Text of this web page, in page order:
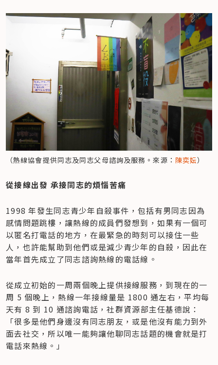
（熱線協會提供同志及同志父母諮詢及服務。來源： 陳奕妘）
從接線出發 承接同志的煩惱苦痛
1998 年發生同志青少年自殺事件，包括有男同志因為
感情問題跳樓，讓熱線的成員們發想到，如果有一個可
以匿名打電話的地方，在最緊急的時刻可以接住一些
人，也許能幫助到他們或是減少青少年的自殺，因此在
當年首先成立了同志諮詢熱線的電話線。
從成立初始的一周兩個晚上提供接線服務，到現在的一
周 5 個晚上，熱線一年接線量是 1800 通左右，平均每
天有 8 到 10 通諮詢電話，社群資源部主任基德說：
「很多是他們身邊沒有同志朋友，或是他沒有能力到外
面去社交，所以唯一能夠讓他聊同志話題的機會就是打
電話來熱線。」